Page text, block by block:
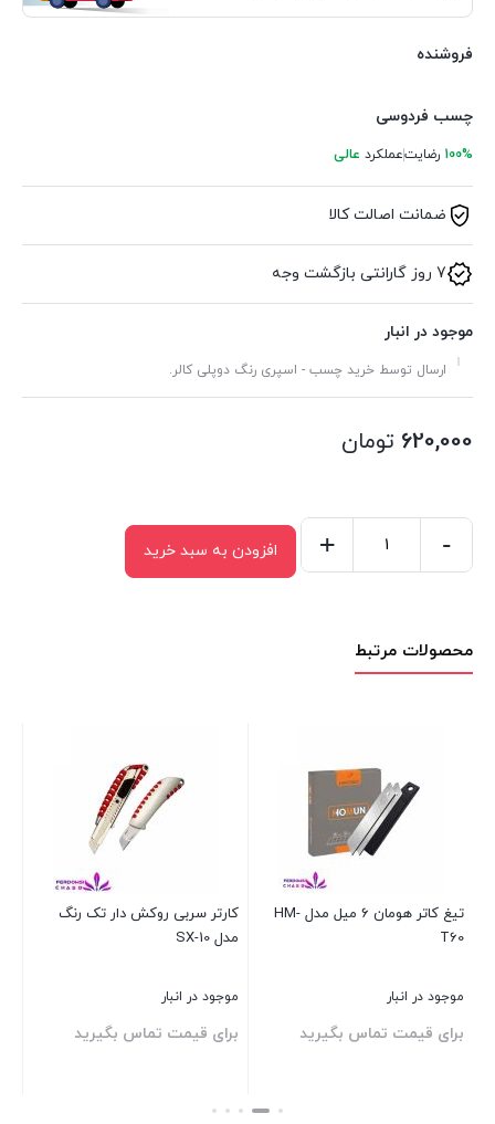
فروشنده
چسب فردوسی
100% رضایتعملکرد عالی
ضمانت اصالت کالا
7 روز گارانتی بازگشت وجه
موجود در انبار
ارسال توسط خرید چسب - اسپری رنگ دوپلی کالر.
620,000 تومان
طرح
-
+ افزودن به سبد خرید
محصولات مرتبط
تیغ کاتر هومان 6 میل مدل HM-
T60
موجود در انبار
برای قیمت تماس بگیرید
کارتر سربی روکش دار تک رنگ
مدل SX-10
موجود در انبار
برای قیمت تماس بگیرید
بستن